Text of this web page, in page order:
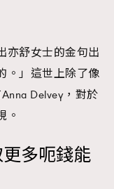
亦舒女士的金句出
。」這世上除了像
Delvey，對於
。
多呃錢能